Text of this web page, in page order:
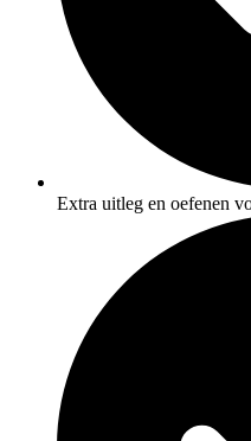
Extra uitleg en oefenen